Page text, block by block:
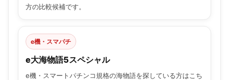
方の比較候補です。
e機・スマパチ
e大海物語5スペシャル
e機・スマートパチンコ規格の海物語を探している方はこち